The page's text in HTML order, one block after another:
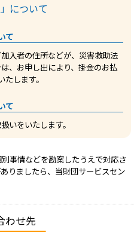
について
て
入者の住所などが、災害救助法
、お申し出により、掛金のお払
します。
て
いをいたします。
事情などを勘案したうえで対応さ
りましたら、当財団サービスセン
わせ先